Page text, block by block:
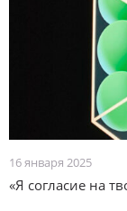
16 января 2025
«Я согласие на